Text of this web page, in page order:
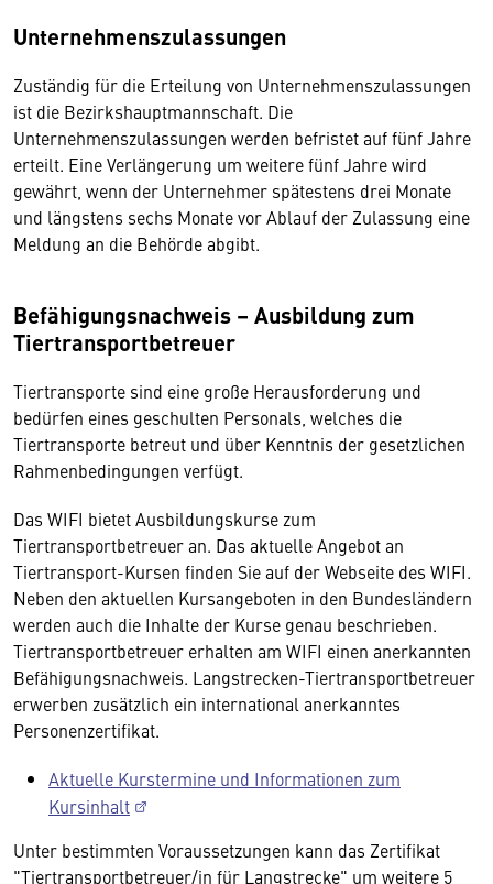
Unternehmenszulassungen
Zuständig für die Erteilung von Unternehmenszulassungen
ist die Bezirkshauptmannschaft. Die
Unternehmenszulassungen werden befristet auf fünf Jahre
erteilt. Eine Verlängerung um weitere fünf Jahre wird
gewährt, wenn der Unternehmer spätestens drei Monate
und längstens sechs Monate vor Ablauf der Zulassung eine
Meldung an die Behörde abgibt.
Befähigungsnachweis – Ausbildung zum
Tiertransportbetreuer
Tiertransporte sind eine große Herausforderung und
bedürfen eines geschulten Personals, welches die
Tiertransporte betreut und über Kenntnis der gesetzlichen
Rahmenbedingungen verfügt.
Das WIFI bietet Ausbildungskurse zum
Tiertransportbetreuer an. Das aktuelle Angebot an
Tiertransport-Kursen finden Sie auf der Webseite des WIFI.
Neben den aktuellen Kursangeboten in den Bundesländern
werden auch die Inhalte der Kurse genau beschrieben.
Tiertransportbetreuer erhalten am WIFI einen anerkannten
Befähigungsnachweis. Langstrecken-Tiertransportbetreuer
erwerben zusätzlich ein international anerkanntes
Personenzertifikat.
Aktuelle Kurstermine und Informationen zum
Kursinhalt
Unter bestimmten Voraussetzungen kann das Zertifikat
"Tiertransportbetreuer/in für Langstrecke" um weitere 5